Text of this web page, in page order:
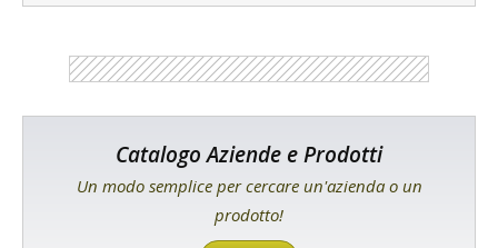
Catalogo Aziende e Prodotti
Un modo semplice per cercare un'azienda o un
prodotto!